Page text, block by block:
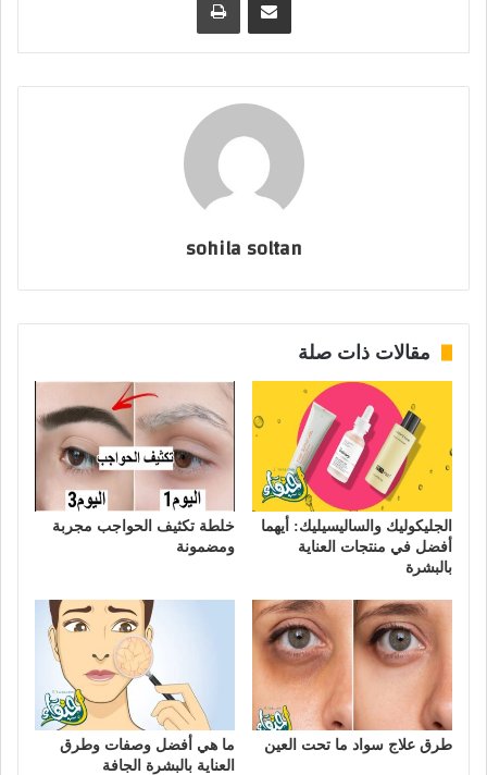
sohila soltan
مقالات ذات صلة
الجليكوليك والساليسيليك: أيهما
أفضل في منتجات العناية
بالبشرة
خلطة تكثيف الحواجب مجربة
ومضمونة
طرق علاج سواد ما تحت العين
ما هي أفضل وصفات وطرق
العناية بالبشرة الجافة